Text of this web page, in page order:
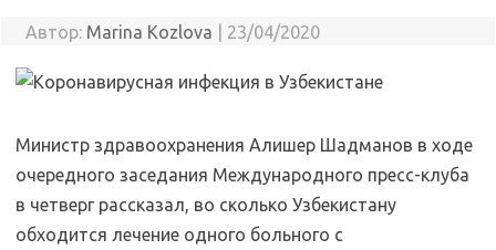
Автор: Marina Kozlova 23/04/2020
Министр здравоохранения Алишер Шадманов в ходе
очередного заседания Международного пресс-клуба
в четверг рассказал, во сколько Узбекистану
обходится лечение одного больного с